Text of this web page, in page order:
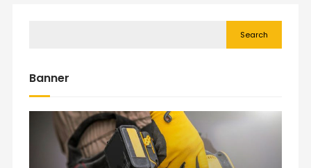
Search
Banner